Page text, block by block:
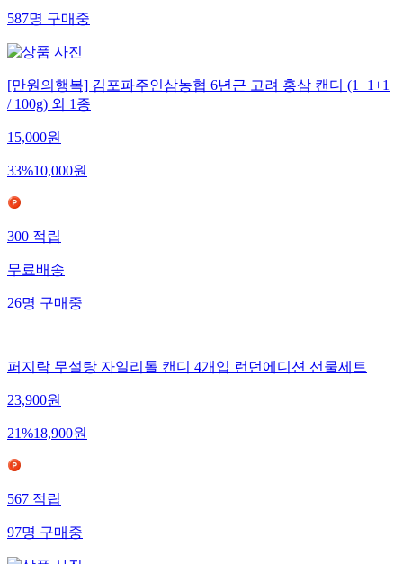
587명 구매중
[만원의행복] 김포파주인삼농협 6년근 고려 홍삼 캔디 (1+1+1
/ 100g) 외 1종
15,000원
33%10,000원
300 적립
무료배송
26명 구매중
퍼지락 무설탕 자일리톨 캔디 4개입 런던에디션 선물세트
23,900원
21%18,900원
567적립
97명구매중